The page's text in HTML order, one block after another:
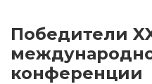
Победители
конференции